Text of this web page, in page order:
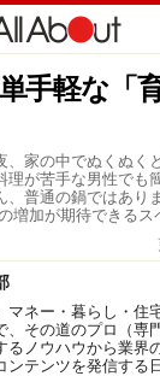
手軽な「
、家の中でぬくぬく
理が苦手な男性でも
普通の鍋ではあり
増加が期待できるス
マネー・暮らし・住
、その道のプロ（専
るノウハウから業界
ンテンツを発信する